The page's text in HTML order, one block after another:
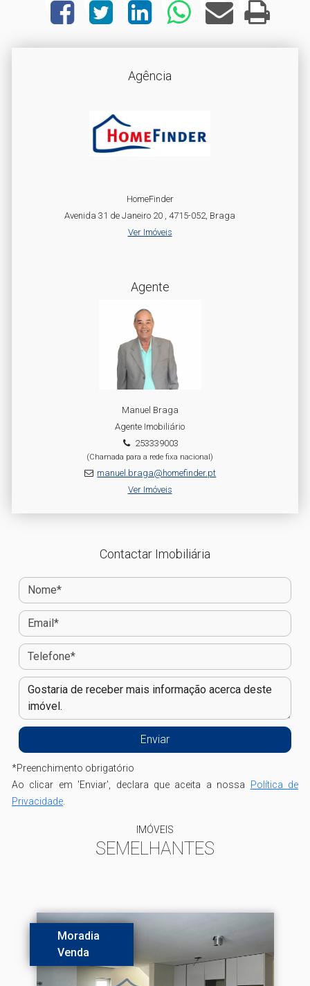
Agência
HomeFinder
Avenida 31 de Janeiro 20 , 4715-052, Braga
Ver Imóveis
Agente
Manuel Braga
Agente Imobiliário
253339003
(Chamada para a rede fixa nacional)
manuel.braga@homefinder.pt
Ver Imóveis
Contactar Imobiliária
*Preenchimento obrigatório
Ao clicar em 'Enviar', declara que aceita a nossa Política de
Privacidade
IMÓVEIS
SEMELHANTES
Moradia
Venda